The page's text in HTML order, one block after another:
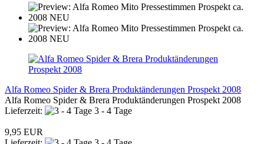
Alfa Romeo Spider & Brera Produktänderungen Prospekt 2008
Alfa Romeo Spider & Brera Produktänderungen Prospekt 2008
Lieferzeit:
3 - 4 Tage
9,95 EUR